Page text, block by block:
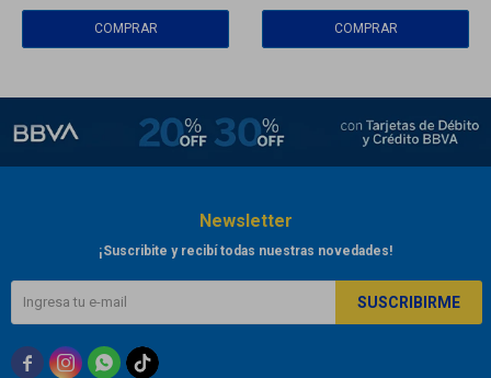
Newsletter
¡Suscribite y recibí todas nuestras novedades!
SUSCRIBIRME
  